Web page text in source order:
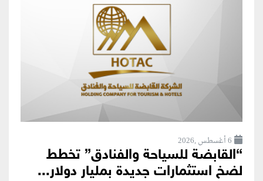
6 أغسطس ,2026
“القابضة للسياحة والفنادق” تخطط
لضخ استثمارات جديدة بمليار دولار...